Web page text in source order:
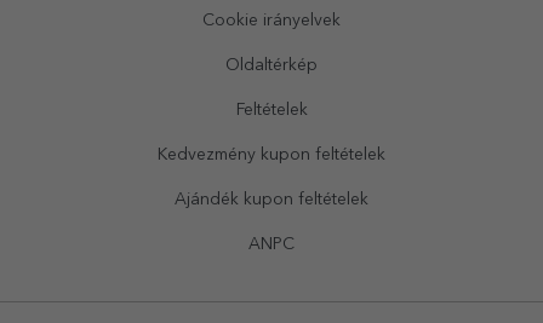
Cookie irányelvek
Oldaltérkép
Feltételek
Kedvezmény kupon feltételek
Ajándék kupon feltételek
ANPC